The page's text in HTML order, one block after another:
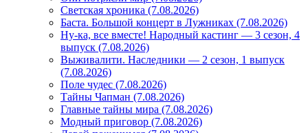
Светская хроника (7.08.2026)
Баста. Большой концерт в Лужниках (7.08.2026)
Ну-ка, все вместе! Народный кастинг — 3 сезон, 4
выпуск (7.08.2026)
Выживалити. Наследники — 2 сезон, 1 выпуск
(7.08.2026)
Поле чудес (7.08.2026)
Тайны Чапман (7.08.2026)
Главные тайны мира (7.08.2026)
Модный приговор (7.08.2026)